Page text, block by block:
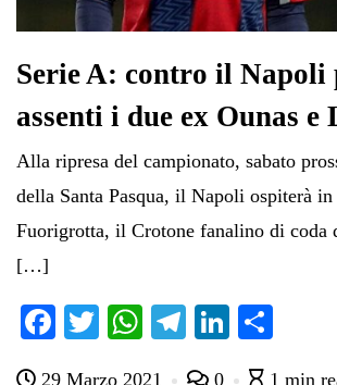
Serie A: contro il
assenti i due ex Ounas e
Alla ripresa del campionato, sabato
della Santa Pasqua, il Napoli ospiterà
Fuorigrotta, il Crotone fanalino di coda
[…]
Fa T
W
Te
Li
29 Marzo 2021 0 1 min